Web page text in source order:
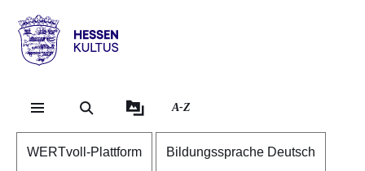
Hessen
Kultus
A-Z
WERTvoll-Plattform Bildungssprache Deutsch